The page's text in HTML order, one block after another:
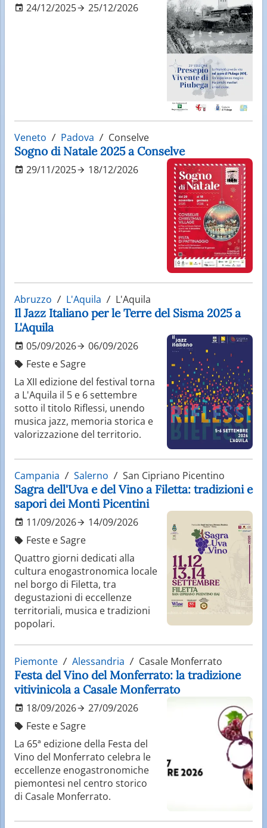
24/12/2025 25/12/2026
Veneto Padova Conselve
Sogno di Natale 2025 a Conselve
29/11/2025 18/12/2026
Abruzzo L'Aquila L'Aquila
Il Jazz Italiano per le Terre del Sisma 2025 a
L'Aquila
05/09/2026
06/09/2026
Feste e Sagre
La XII edizione del festival torna
a L'Aquila il 5 e 6 settembre
sotto il titolo Riflessi, unendo
musica jazz, memoria storica e
valorizzazione del territorio.
Campania Salerno San Cipriano Picentino
Sagra dell'Uva e del Vino a Filetta: tradizioni e
sapori dei Monti Picentini
11/09/2026
14/09/2026
Feste e Sagre
Quattro giorni dedicati alla
cultura enogastronomica locale
nel borgo di Filetta, tra
degustazioni di eccellenze
territoriali, musica e tradizioni
popolari.
Piemonte Alessandria Casale Monferrato
Festa del Vino del Monferrato: la tradizione
vitivinicola a Casale Monferrato
18/09/2026
27/09/2026
Feste e Sagre
La 65ª edizione della Festa del
Vino del Monferrato celebra le
eccellenze enogastronomiche
piemontesi nel centro storico
di Casale Monferrato.